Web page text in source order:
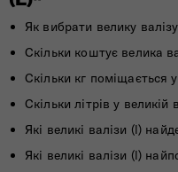
Як вибрати велику
Скільки коштує велика
Скільки кг поміщається
Скільки літрів у великій
Які великі валізи (l)
Які великі валізи (l)